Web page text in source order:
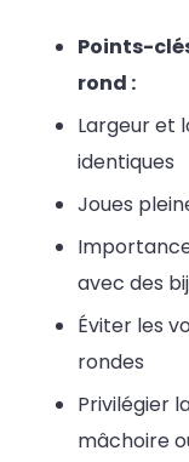
Points-
rond :
Largeur et
identiques
Joues
avec des
Éviter les
rondes
Privilégier
mâchoire